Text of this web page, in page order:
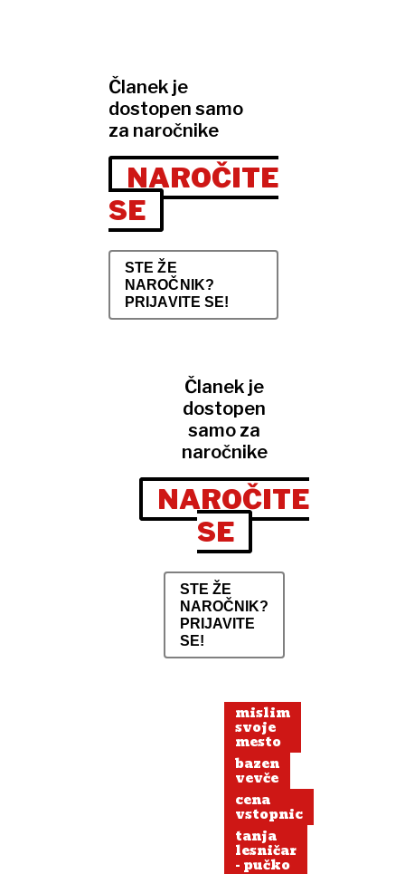
Članek je
dostopen samo
za naročnike
NAROČITE
SE
STE ŽE
NAROČNIK?
PRIJAVITE SE!
Članek je
dostopen
samo za
naročnike
NAROČITE
SE
STE ŽE
NAROČNIK?
PRIJAVITE
SE!
mislim
svoje
mesto
bazen
vevče
cena
vstopnic
tanja
lesničar
- pučko